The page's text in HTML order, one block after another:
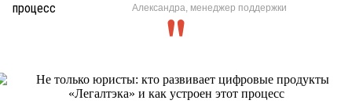
Александра, менеджер поддержки